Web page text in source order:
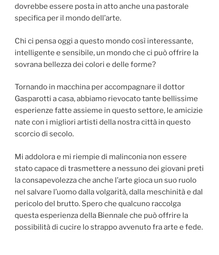
dovrebbe essere posta in atto anche una pastorale
specifica per il mondo dell’arte.
Chi ci pensa oggi a questo mondo così interessante,
intelligente e sensibile, un mondo che ci può offrire la
sovrana bellezza dei colori e delle forme?
Tornando in macchina per accompagnare il dottor
Gasparotti a casa, abbiamo rievocato tante bellissime
esperienze fatte assieme in questo settore, le amicizie
nate con i migliori artisti della nostra città in questo
scorcio di secolo.
Mi addolora e mi riempie di malinconia non essere
stato capace di trasmettere a nessuno dei giovani preti
la consapevolezza che anche l’arte gioca un suo ruolo
nel salvare l’uomo dalla volgarità, dalla meschinità e dal
pericolo del brutto. Spero che qualcuno raccolga
questa esperienza della Biennale che può offrire la
possibilità di cucire lo strappo avvenuto fra arte e fede.